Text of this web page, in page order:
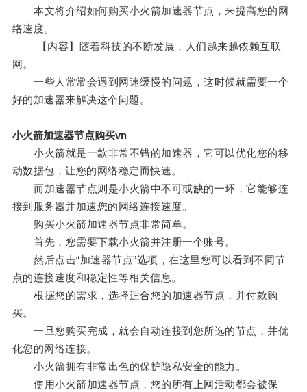
本文将介绍如何购买小火箭加速器节点，来提高您的网
络速度。
【内容】随着科技的不断发展，人们越来越依赖互联
网。
一些人常常会遇到网速缓慢的问题，这时候就需要一个
好的加速器来解决这个问题。
小火箭加速器节点购买vn
小火箭就是一款非常不错的加速器，它可以优化您的移
动数据包，让您的网络稳定而快速。
而加速器节点则是小火箭中不可或缺的一环，它能够连
接到服务器并加速您的网络连接速度。
购买小火箭加速器节点非常简单。
首先，您需要下载小火箭并注册一个账号。
然后点击“加速器节点”选项，在这里您可以看到不同节
点的连接速度和稳定性等相关信息。
根据您的需求，选择适合您的加速器节点，并付款购
买。
一旦您购买完成，就会自动连接到您所选的节点，并优
化您的网络连接。
小火箭拥有非常出色的保护隐私安全的能力。
使用小火箭加速器节点，您的所有上网活动都会被保